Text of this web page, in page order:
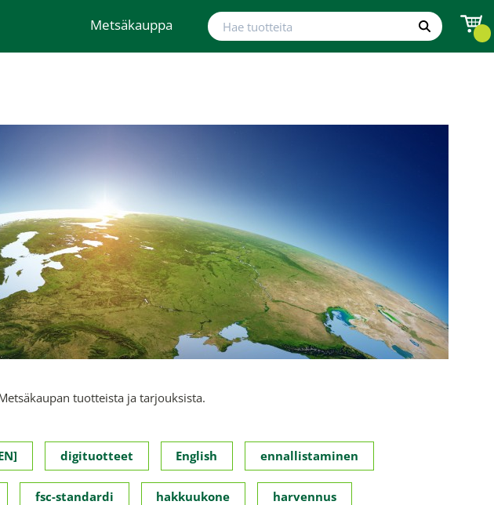
Metsäkauppa
Hae tuotteita
Hae
tuotteista ja tarjouksista.
digituotteet English ennallistaminen
fsc-standardi hakkuukone harvennus